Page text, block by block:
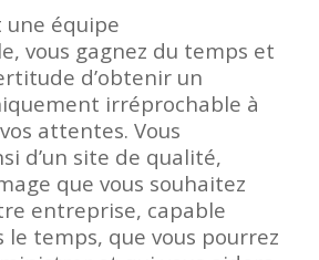
une équipe
vous gagnez du temps et
d’obtenir un
irréprochable à
attentes. Vous
d’un site de qualité,
que vous souhaitez
entreprise, capable
le temps, que vous pourrez